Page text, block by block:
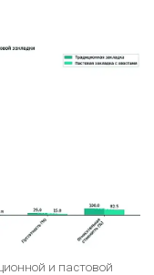
и пастовой